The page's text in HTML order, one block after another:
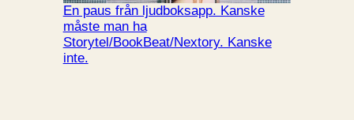
En paus från ljudboksapp. Kanske
måste man ha
Storytel/BookBeat/Nextory. Kanske
inte.